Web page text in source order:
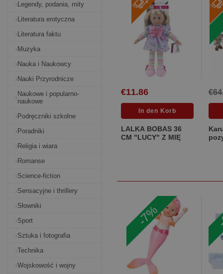
Legendy, podania, mity
Literatura erotyczna
Literatura faktu
Muzyka
Nauka i Naukowcy
Nauki Przyrodnicze
Naukowe i popularno-
naukowe
Podręczniki szkolne
Poradniki
Religia i wiara
Romanse
Science-fiction
Sensacyjne i thrillery
Słowniki
Sport
Sztuka i fotografia
Technika
Wojskowość i wojny
€11.86
LALKA BOBAS 36
CM "LUCY" Z MIĘ
-7%